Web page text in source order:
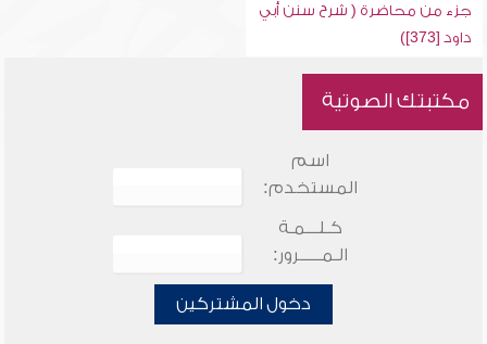
جزء من محاضرة ( شرح سنن أبي
داود [373])
مكتبتك الصوتية
اسم
المستخدم:
كـلـــمـة
الـمـــــرور:
دخول المشتركين